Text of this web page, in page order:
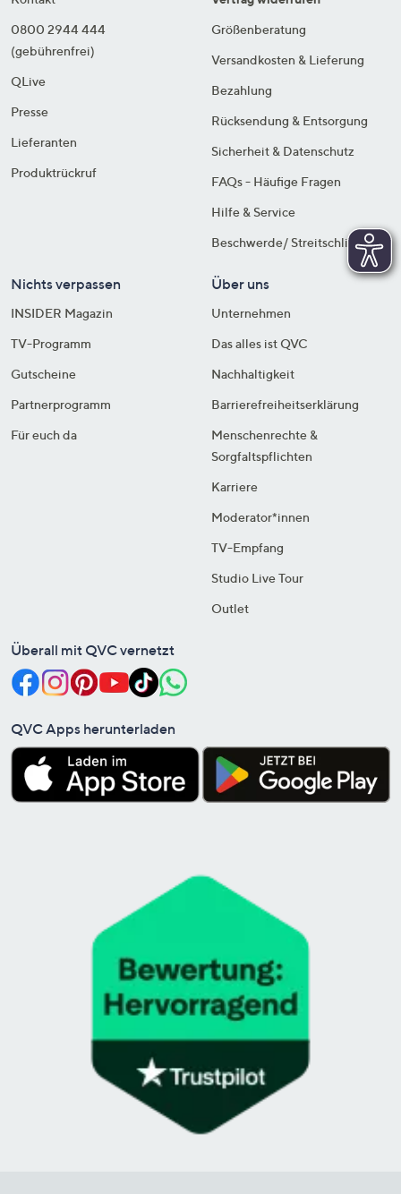
0800 2944 444
(gebührenfrei)
QLive
Presse
Lieferanten
Produktrückruf
Größenberatung
Versandkosten & Lieferung
Bezahlung
Rücksendung & Entsorgung
Sicherheit & Datenschutz
FAQs - Häufige Fragen
Hilfe & Service
Beschwerde/ Streitschlichtung
Nichts verpassen
INSIDER Magazin
TV-Programm
Gutscheine
Partnerprogramm
Für euch da
Über uns
Unternehmen
Das alles ist QVC
Nachhaltigkeit
Barrierefreiheitserklärung
Menschenrechte &
Sorgfaltspflichten
Karriere
Moderator*innen
TV-Empfang
Studio Live Tour
Outlet
Überall mit QVC vernetzt
QVC Apps herunterladen